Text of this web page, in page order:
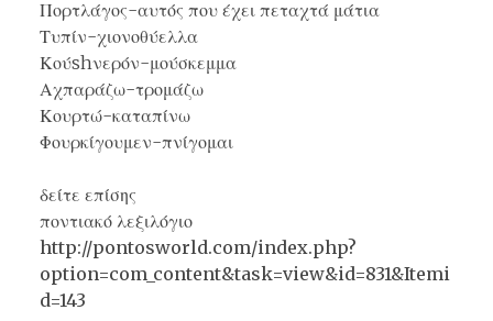
Πορτλάγος-αυτός που έχει πεταχτά μάτια
Τυπίν-χιονοθύελλα
Κούshνερόν-μούσκεμμα
Αχπαράζω-τρομάζω
Κουρτώ-καταπίνω
Φουρκίγουμεν-πνίγομαι
δείτε επίσης
ποντιακό λεξιλόγιο
http://pontosworld.com/index.php?
option=com_content&task=view&id=831&Itemi
d=143